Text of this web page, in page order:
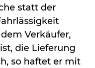
statt der
Verkäufer,
die Lieferung
so haftet er mit